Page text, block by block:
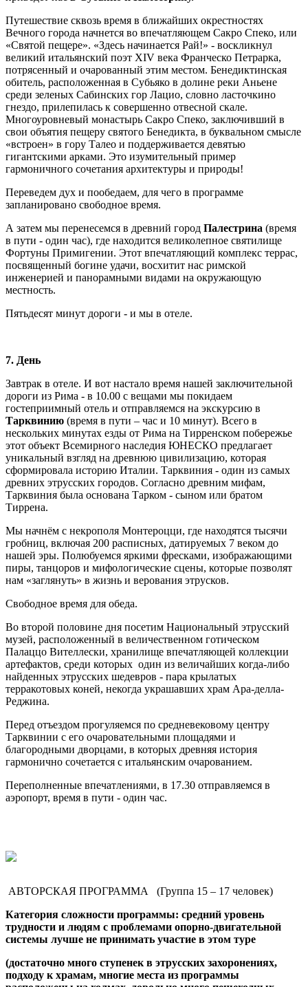
Путешествие сквозь время в ближайших окрестностях
Вечного города начнется во впечатляющем Сакро Спеко, или
«Святой пещере». «Здесь начинается Рай!» - воскликнул
великий итальянский поэт XIV века Франческо Петрарка,
потрясенный и очарованный этим местом. Бенедиктинская
обитель, расположенная в Субьяко в долине реки Аньене
среди зеленых Сабинских гор Лацио, словно ласточкино
гнездо, прилепилась к совершенно отвесной скале.
Многоуровневый монастырь Сакро Спеко, заключивший в
свои объятия пещеру святого Бенедикта, в буквальном смысле
«встроен» в гору Талео и поддерживается девятью
гигантскими арками. Это изумительный пример
гармоничного сочетания архитектуры и природы!
Переведем дух и пообедаем, для чего в программе
запланировано свободное время.
А затем мы перенесемся в древний город Палестрина (время
в пути - один час), где находится великолепное святилище
Фортуны Примигении. Этот впечатляющий комплекс террас,
посвященный богине удачи, восхитит нас римской
инженерией и панорамными видами на окружающую
местность.
Пятьдесят минут дороги - и мы в отеле.
7. День
Завтрак в отеле. И вот настало время нашей заключительной
дороги из Рима - в 10.00 с вещами мы покидаем
гостеприимный отель и отправляемся на экскурсию в
Тарквинию (время в пути – час и 10 минут). Всего в
нескольких минутах езды от Рима на Тирренском побережье
этот объект Всемирного наследия ЮНЕСКО предлагает
уникальный взгляд на древнюю цивилизацию, которая
сформировала историю Италии. Тарквиния - один из самых
древних этрусских городов. Согласно древним мифам,
Тарквиния была основана Тарком - сыном или братом
Тиррена.
Мы начнём с некрополя Монтероцци, где находятся тысячи
гробниц, включая 200 расписных, датируемых 7 веком до
нашей эры. Полюбуемся яркими фресками, изображающими
пиры, танцоров и мифологические сцены, которые позволят
нам «заглянуть» в жизнь и верования этрусков.
Свободное время для обеда.
Во второй половине дня посетим Национальный этрусский
музей, расположенный в величественном готическом
Палаццо Вителлески, хранилище впечатляющей коллекции
артефактов, среди которых один из величайших когда-либо
найденных этрусских шедевров - пара крылатых
терракотовых коней, некогда украшавших храм Ара-делла-
Реджина.
Перед отъездом прогуляемся по средневековому центру
Тарквинии с его очаровательными площадями и
благородными дворцами, в которых древняя история
гармонично сочетается с итальянским очарованием.
Переполненные впечатлениями, в 17.30 отправляемся в
аэропорт, время в пути - один час.
АВТОРСКАЯ ПРОГРАММА (Группа 15 – 17 человек)
Категория сложности программы: средний уровень
трудности и людям с проблемами опорно-двигательной
системы лучше не принимать участие в этом туре
(достаточно много ступенек в этрусских захоронениях,
подходу к храмам, многие места из программы